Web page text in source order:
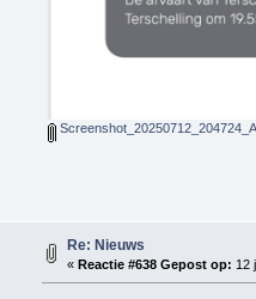
Re: Nieuws
« Reactie #638 Gepost op: 12